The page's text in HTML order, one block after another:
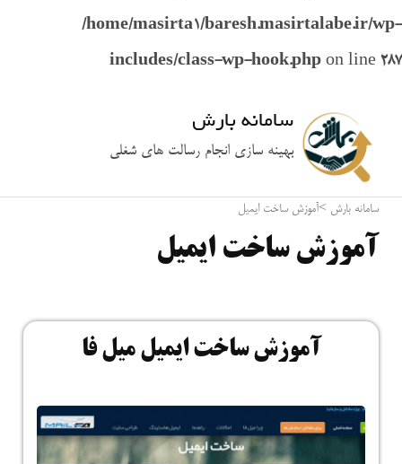
/home/masirta1/baresh.masirtalabe.ir/wp-
includes/class-wp-hook.php on line 287
سامانه بارش
بهینه سازی انجام رسالت های شغلی
سامانه بارش >آموزش ساخت ایمیل
آموزش ساخت ایمیل
آموزش ساخت ایمیل میل فا